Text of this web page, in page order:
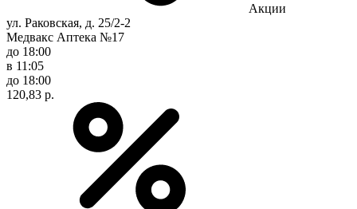
Акции
ул. Раковская, д. 25/2-2
Медвакс Аптека №17
до 18:00
в 11:05
до 18:00
120,83 р.